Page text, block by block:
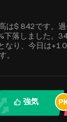
は$ 842です。
落しました。
り、今日は
。
強気